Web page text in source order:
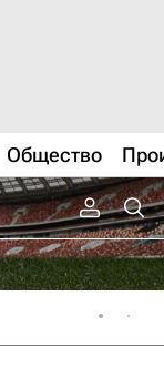
Общество